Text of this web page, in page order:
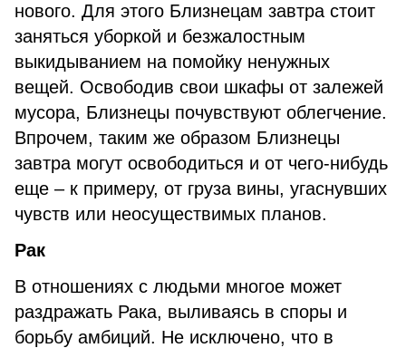
нового. Для этого Близнецам завтра стоит
заняться уборкой и безжалостным
выкидыванием на помойку ненужных
вещей. Освободив свои шкафы от залежей
мусора, Близнецы почувствуют облегчение.
Впрочем, таким же образом Близнецы
завтра могут освободиться и от чего-нибудь
еще – к примеру, от груза вины, угаснувших
чувств или неосуществимых планов.
Рак
В отношениях с людьми многое может
раздражать Рака, выливаясь в споры и
борьбу амбиций. Не исключено, что в